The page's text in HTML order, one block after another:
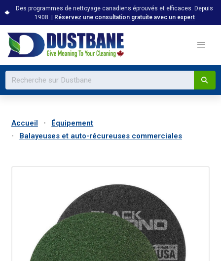
Des programmes de nettoyage canadiens éprouvés et efficaces. Depuis
1908. | Réservez une consultation gratuite avec un expert
Accueil
Équipement
Balayeuses et auto-récureuses commerciales